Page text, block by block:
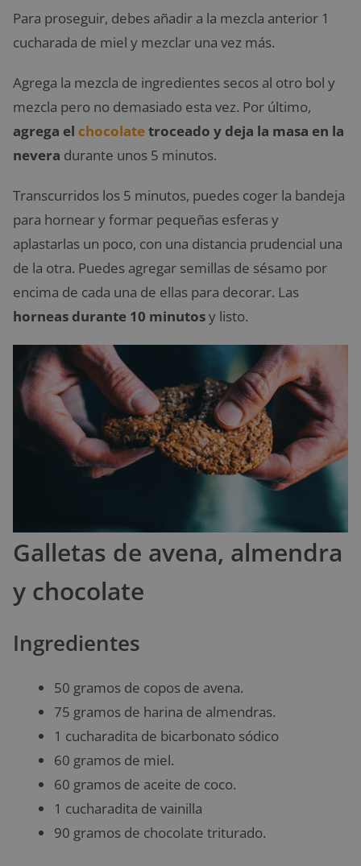
Para proseguir, debes añadir a la mezcla anterior 1
cucharada de miel y mezclar una vez más.
Agrega la mezcla de ingredientes secos al otro bol y
mezcla pero no demasiado esta vez. Por último,
agrega el chocolatetroceado y deja la masa en la
nevera durante unos 5 minutos.
Transcurridos los 5 minutos, puedes coger la bandeja
para hornear y formar pequeñas esferas y
aplastarlas un poco, con una distancia prudencial una
de la otra. Puedes agregar semillas de sésamo por
encima de cada una de ellas para decorar. Las
horneas durante 10 minutosy listo.
Galletas de avena, almendra
y chocolate
Ingredientes
50 gramos de copos de avena.
75 gramos de harina de almendras.
1 cucharadita de bicarbonato sódico
60 gramos de miel.
60 gramos de aceite de coco.
1 cucharadita de vainilla
90 gramos de chocolate triturado.